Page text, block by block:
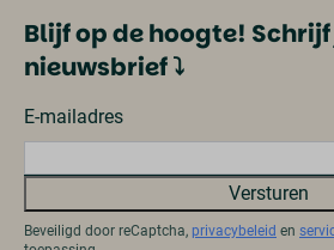
Blijf op de hoogte!
nieuwsbrief ⤵
E-mailadres
Versturen
Beveiligd door reCaptcha, privacybeleid en